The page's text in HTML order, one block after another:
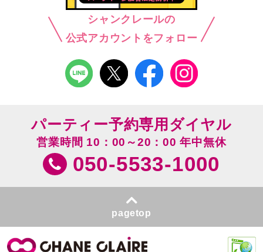
シャンクレールの
公式アカウントをフォロー
パーティー予約専用ダイヤル
営業時間 10：00～20：00 年中無休
050-5533-1000
pagetop